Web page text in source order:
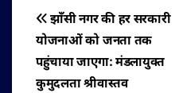
पोस्ट
नेविगेशन
झाँसी नगर की हर सरकारी
योजनाओं को जनता तक
पहुंचाया जाएगा: मंडलायुक्त
कुमुदलता श्रीवास्तव